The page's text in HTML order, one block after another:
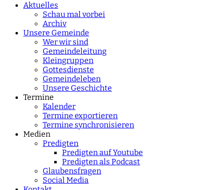
Aktuelles
Schau mal vorbei
Archiv
Unsere Gemeinde
Wer wir sind
Gemeindeleitung
Kleingruppen
Gottesdienste
Gemeindeleben
Unsere Geschichte
Termine
Kalender
Termine exportieren
Termine synchronisieren
Medien
Predigten
Predigten auf Youtube
Predigten als Podcast
Glaubensfragen
Social Media